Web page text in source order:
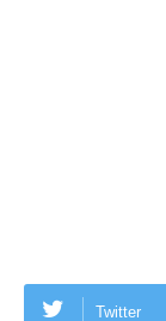
Twitter